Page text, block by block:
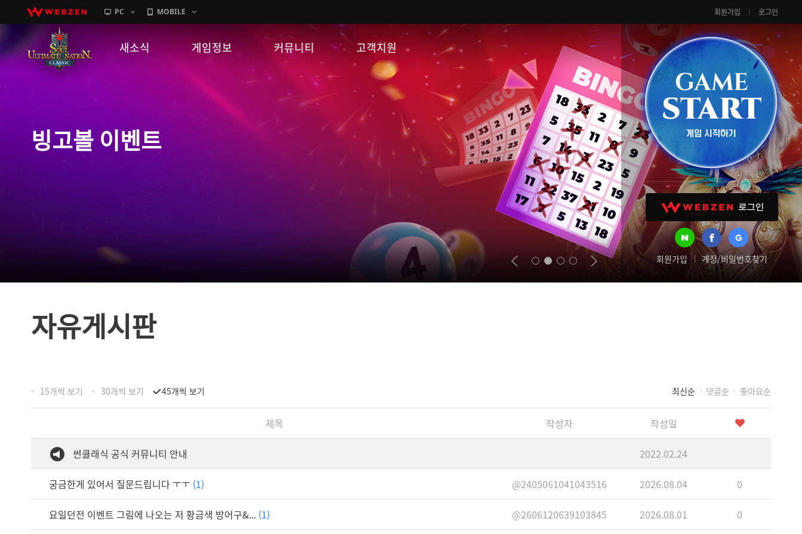
PC MOBILE 회원가입 로그인
회원가입 계정/비밀번호찾기
새소식
GM노트
이벤트
게임정보
세계관
캐릭터소개
커뮤니티
자유게시판
이미지게시판
공략 게시판
고객지원
FAQ
쿠폰등록
빙고볼 이벤트
자유게시판
15개씩 보기 30개씩 보기 45개씩 보기 최신순 댓글순 좋아요순
제목 작성자 작성일
썬클래식 공식 커뮤니티 안내 2022.02.24
궁금한게 있어서 질문드립니다 ㅜㅜ (1) @2405061041043516 2026.08.04 0
요일던전 이벤트 그림에 나오는 저 황금색 방어구&... (1) @2606120639103845 2026.08.01 0